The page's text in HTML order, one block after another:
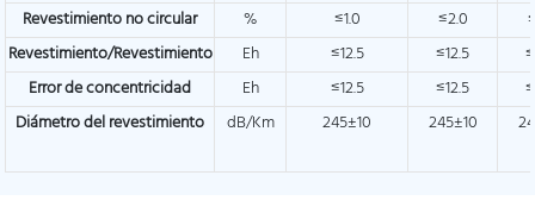
Revestimiento no circular
% ≤1.0 ≤2.0
Revestimiento/Revestimiento
Eh ≤12.5 ≤12.5
Error de concentricidad
Eh ≤12.5 ≤12.5
Diámetro del revestimiento
dB/Km 245±10 245±10